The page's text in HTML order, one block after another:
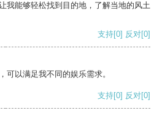
我能够轻松找到目的地，了解当地的风土
支持[0] 反对[0]
可以满足我不同的娱乐需求。
支持[0] 反对[0]